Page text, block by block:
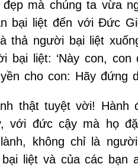
mà chúng ta vừa
bại liệt đến với Đức
thả người bại liệt
bại liệt: ‘Này con,
cho con: Hãy đứng
thật tuyệt vời!
với đức cậy mà họ
không chỉ là
liệt và của các